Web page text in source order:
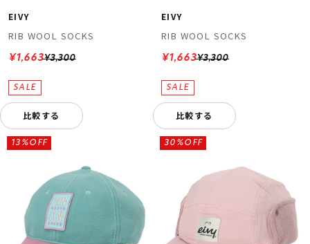
EIVY
RIB WOOL SOCKS
¥3,300
¥1,663
比較する
EIVY
RIB WOOL SOCKS
¥3,300
¥1,663
比較する
13%OFF 30%OFF